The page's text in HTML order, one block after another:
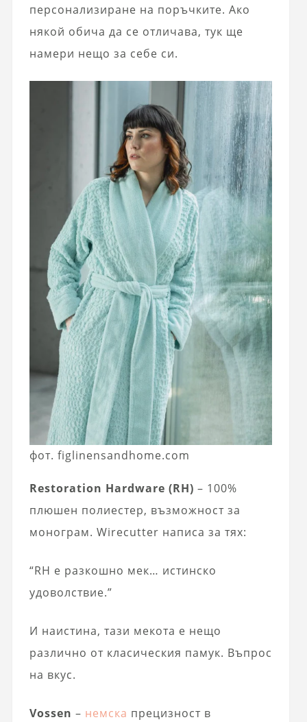
персонализиране на поръчките. Ако
някой обича да се отличава, тук ще
намери нещо за себе си.
фот. figlinensandhome.com
Restoration Hardware (RH) – 100%
плюшен полиестер, възможност за
монограм. Wirecutter написа за тях:
“RH е разкошно мек… истинско
удоволствие.”
И наистина, тази мекота е нещо
различно от класическия памук. Въпрос
на вкус.
Vossen – немска прецизност в